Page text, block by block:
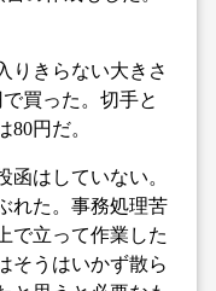
りきらない大きさ
買った。切手と
円だ。
函はしていない。
れた。事務処理苦
で立って作業した
そうはいかず散ら